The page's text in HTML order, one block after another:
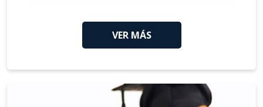
VER MÁS